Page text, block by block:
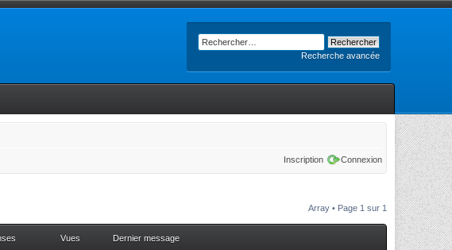
Recherche avancée
Inscription Connexion
Array • Page 1 sur 1
Vues Dernier message